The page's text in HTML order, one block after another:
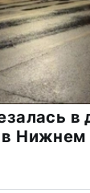
Нижнем